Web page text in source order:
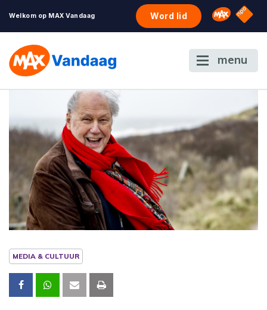
Welkom op MAX Vandaag Word lid Omroep
NPO
menu
MEDIA & CULTUUR